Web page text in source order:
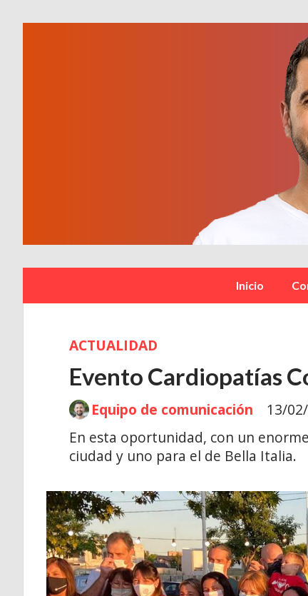
Inicio
Evento Cardiopatías
En esta oportunidad, con un
ciudad y uno para el de Bella Italia.
ACTUALIDAD
13/
Equipo de comunicación